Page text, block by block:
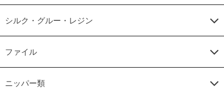
シルク・グルー・レジン
ファイル
ニッパー類